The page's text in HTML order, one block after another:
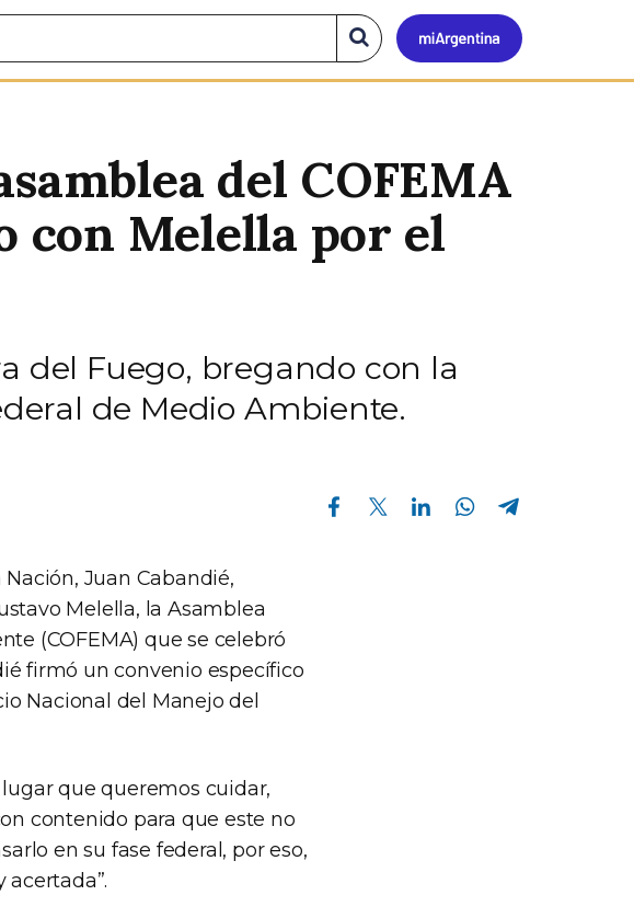
Mi
Buscar
en
el
del COFEMA
con Melella por el
del Fuego, bregando con la
de Medio Ambiente.
Compartir en Facebook Compartir en Twitter Compartir en Linkedin Compartir en Whatsapp
Juan Cabandié,
Melella, la Asamblea
(COFEMA) que se celebró
firmó un convenio específico
Nacional del Manejo del
que queremos cuidar,
contenido para que este no
en su fase federal, por eso,